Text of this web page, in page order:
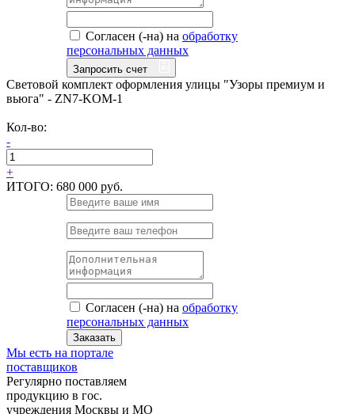
Согласен (-на) на обработку
персональных данных
Запросить счет
Световой комплект оформления улицы "Узоры премиум и
вьюга" - ZN7-KOM-1
Кол-во:
-
+
ИТОГО: 680 000 руб.
Согласен (-на) на обработку
персональных данных
Заказать
Мы есть на портале
поставщиков
Регулярно поставляем
продукцию в гос.
учреждения Москвы и МО